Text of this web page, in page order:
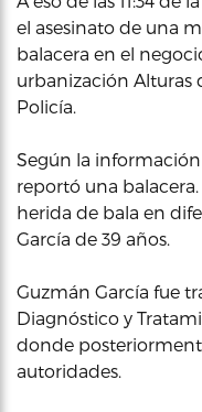
el asesinato de una
balacera en el
urbanización Alturas
Policía.
Según la
reportó una
herida de bala en
García de 39 años.
Guzmán García fue
Diagnóstico y
donde
autoridades.